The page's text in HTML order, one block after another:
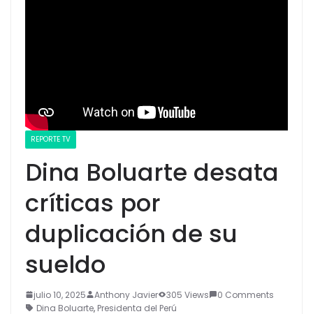
REPORTE TV
Dina Boluarte desata
críticas por
duplicación de su
sueldo
julio 10, 2025 Anthony Javier 305 Views
0 Comments
Dina Boluarte, Presidenta del Perú